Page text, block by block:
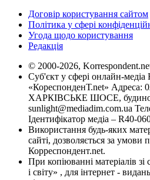
Договір користування сайтом
Політика у сфері
Угода щодо користування
Редакція
© 2000-2026,
Суб'єкт у сфері онлайн-медіа
«КореспонденТ.net» Адреса:
ХАРКІВСЬКЕ ШОСЕ, будинок
sunlight@mediadim.com.ua
Ідентифікатор медіа – R40-
Використання будь-яких
сайті, дозволяється за умови
Корреспондент.net.
При копіюванні матеріалів
і світу» , для інтернет -